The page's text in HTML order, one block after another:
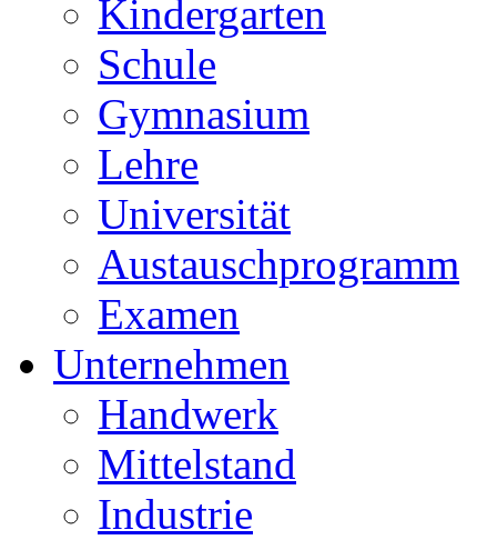
Kindergarten
Schule
Gymnasium
Lehre
Universität
Austauschprogramm
Examen
Unternehmen
Handwerk
Mittelstand
Industrie